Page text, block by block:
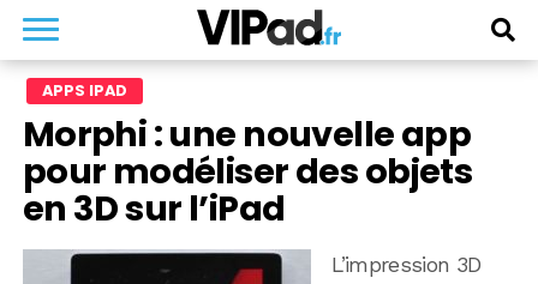
APPS IPAD
Morphi : une nouvelle app
pour modéliser des objets
en 3D sur l’iPad
L’impression 3D